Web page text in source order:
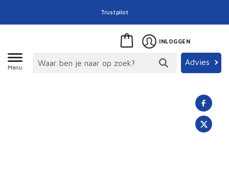
Trustpilot
Menu
Advies
INLOGGEN